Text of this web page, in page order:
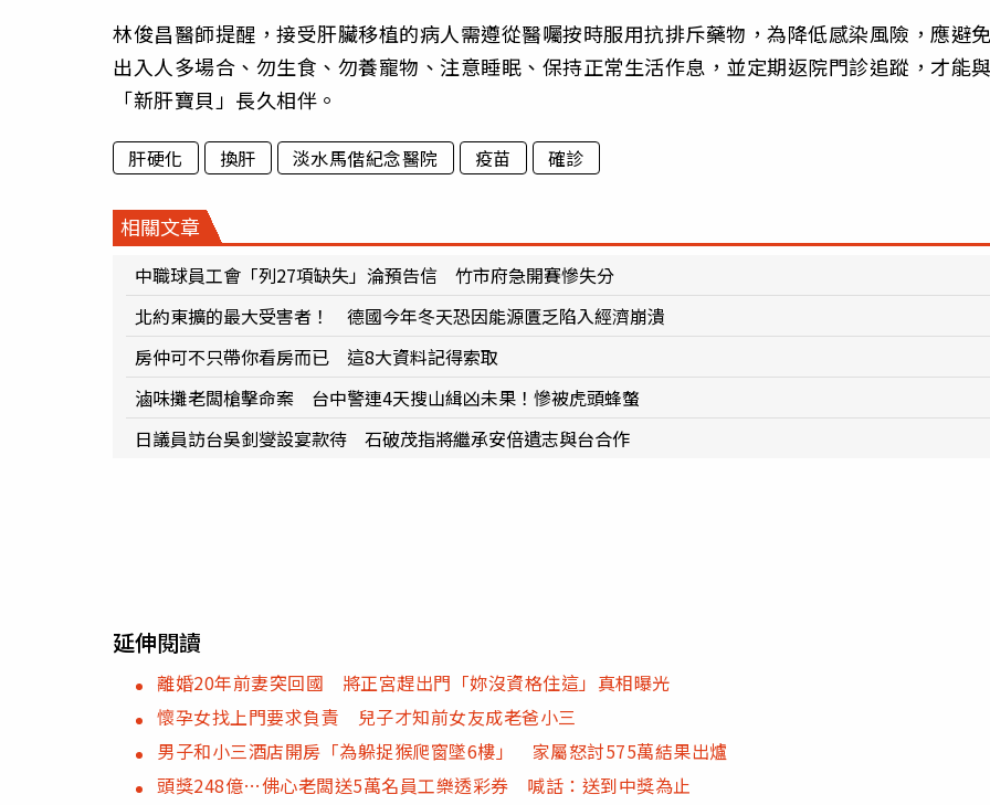
林俊昌醫師提醒，接受肝臟移植的病人需遵從醫囑按時服用抗排斥藥物，為降低感染風險，應避
出入人多場合、勿生食、勿養寵物、注意睡眠、保持正常生活作息，並定期返院門診追蹤，才能
「新肝寶貝」長久相伴。
肝硬化 換肝 淡水馬偕紀念醫院 疫苗 確診
相關文章
中職球員工會「列27項缺失」淪預告信 竹市府急開賽慘失分
北約東擴的最大受害者！ 德國今年冬天恐因能源匱乏陷入經濟崩潰
房仲可不只帶你看房而已 這8大資料記得索取
滷味攤老闆槍擊命案 台中警連4天搜山緝凶未果！慘被虎頭蜂螫
日議員訪台吳釗燮設宴款待 石破茂指將繼承安倍遺志與台合作
延伸閱讀
離婚20年前妻突回國 將正宮趕出門「妳沒資格住這」真相曝光
懷孕女找上門要求負責 兒子才知前女友成老爸小三
男子和小三酒店開房「為躲捉猴爬窗墜6樓」 家屬怒討575萬結果出爐
頭獎248億…佛心老闆送5萬名員工樂透彩券 喊話：送到中獎為止